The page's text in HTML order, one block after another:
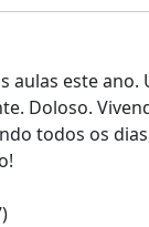
aulas este ano.
Doloso.
todos os